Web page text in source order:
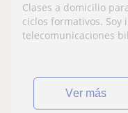
Clases a domicilio
ciclos formativos. Soy
telecomunicaciones
ver más